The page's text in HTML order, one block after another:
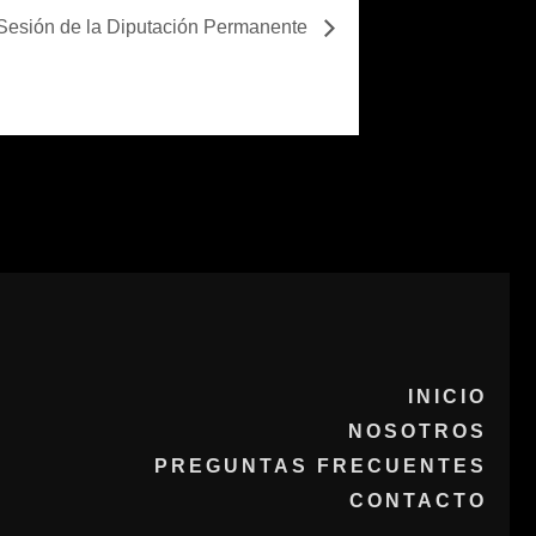
de la Diputación Permanente
INICIO
NOSOTROS
PREGUNTAS FRECUENTES
CONTACTO